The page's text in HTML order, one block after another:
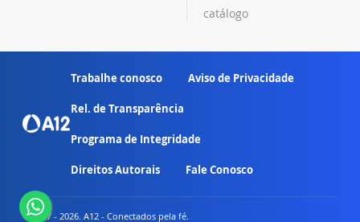
catálogo
Trabalhe conosco Aviso de Privacidade
Rel. de Transparência
Programa de Integridade
Direitos Autorais Fale Conosco
© 2007 - 2026. A12 - Conectados pela fé.